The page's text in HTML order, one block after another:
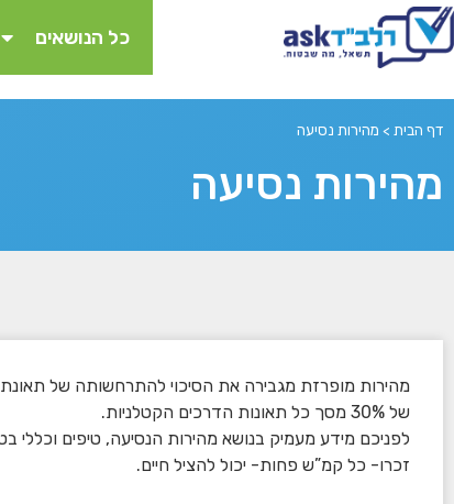
כל הנושאים
דף הבית > מהירות נסיעה
מהירות נסיעה
מהירות מופרזת מגבירה את הסיכוי להתרחשותה של
של 30% מסך כל תאונות הדרכים הקטלניות.
לפניכם מידע מעמיק בנושא מהירות הנסיעה, טיפים וכללי
זכרו- כל קמ”ש פחות- יכול להציל חיים.